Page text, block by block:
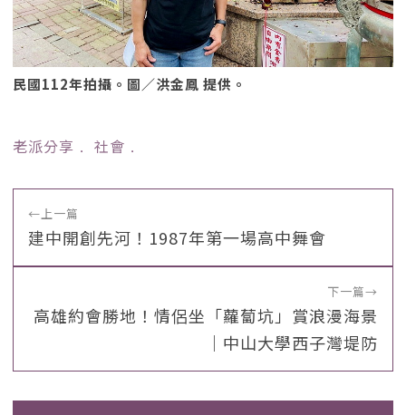
民國112年拍攝。圖／洪金鳳 提供。
老派分享 ﹒ 社會 ﹒
←上一篇
建中開創先河！1987年第一場高中舞會
下一篇→
高雄約會勝地！情侶坐「蘿蔔坑」賞浪漫海景
｜中山大學西子灣堤防